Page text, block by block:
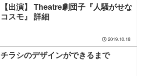
【出演】 Theatre劇団子『人騒がせな
コスモ』 詳細
2019.10.18
チラシのデザインができるまで